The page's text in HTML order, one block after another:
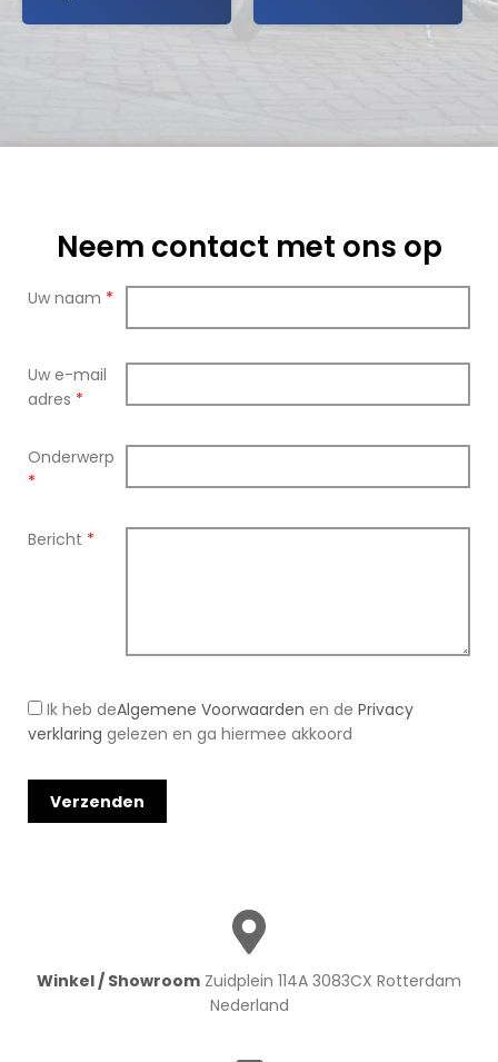
Neem contact met ons op
Uw naam *
Uw e-mail
adres *
Onderwerp
*
Bericht *
Ik heb deAlgemene Voorwaarden en de Privacy
verklaring gelezen en ga hiermee akkoord
Winkel / Showroom Zuidplein 114A 3083CX Rotterdam
Nederland